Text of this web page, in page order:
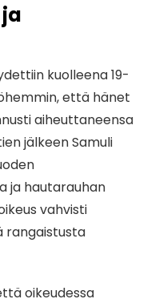
kuolleena 19-
että hänet
aiheuttaneensa
jälkeen Samuli
ja hautarauhan
vahvisti
rangaistusta
oikeudessa